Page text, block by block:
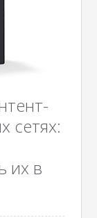
сетях:
их в